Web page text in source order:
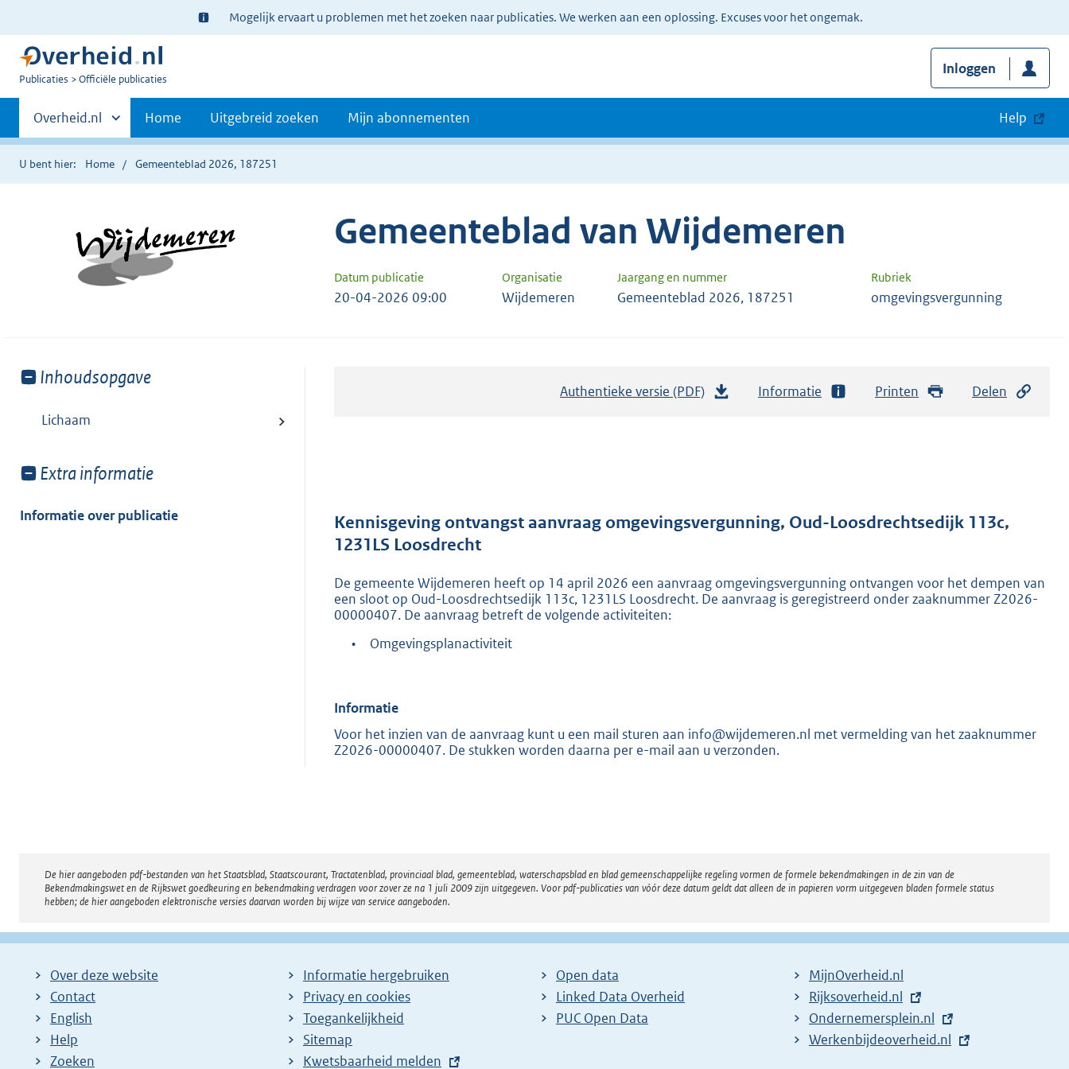
Ter
informatie:
Mogelijk ervaart u problemen met het zoeken naar publicaties. We werken aan een oplossing. Excuses voor het ongemak.
U
Publicaties Officiële publicaties
Inloggen
Primaire
navigatie
Andere
sites
binnen
Overheid.nl Home Uitgebreid zoeken Mijn abonnementen Help
U bent hier: Home Gemeenteblad 2026, 187251
Gemeenteblad van Wijdemeren
Datum publicatie Organisatie Jaargang en nummer Rubriek
20-04-2026 09:00 Wijdemeren Gemeenteblad 2026, 187251 omgevingsvergunning
Toon
van:
Inhoudsopgave
Lichaam
Toon
van:
Extra informatie
Informatie over publicatie
Authentieke versie (PDF)
d
r
o
2
1
Informatie Printen Delen
Kennisgeving ontvangst aanvraag omgevingsvergunning, Oud-Loosdrechtsedijk 113c,
1231LS Loosdrecht
De gemeente Wijdemeren heeft op 14 april 2026 een aanvraag omgevingsvergunning ontvangen voor het dempen van
een sloot op Oud-Loosdrechtsedijk 113c, 1231LS Loosdrecht. De aanvraag is geregistreerd onder zaaknummer Z2026-
00000407. De aanvraag betreft de volgende activiteiten:
•
Omgevingsplanactiviteit
Informatie
Voor het inzien van de aanvraag kunt u een mail sturen aan info@wijdemeren.nl met vermelding van het zaaknummer
Z2026-00000407. De stukken worden daarna per e-mail aan u verzonden.
Disclaimer
De hier aangeboden pdf-bestanden van het Staatsblad, Staatscourant, Tractatenblad, provinciaal blad, gemeenteblad, waterschapsblad en blad gemeenschappelijke regeling vormen de formele bekendmakingen in de zin van de
Bekendmakingswet en de Rijkswet goedkeuring en bekendmaking verdragen voor zover ze na 1 juli 2009 zijn uitgegeven. Voor pdf-publicaties van vóór deze datum geldt dat alleen de in papieren vorm uitgegeven bladen formele status
hebben; de hier aangeboden elektronische versies daarvan worden bij wijze van service aangeboden.
Over deze website
Contact
English
Help
Zoeken
Informatie hergebruiken
Privacy en cookies
Toegankelijkheid
Sitemap
E
Kwetsbaarheid melden
Open data
Linked Data Overheid
PUC Open Data
MijnOverheid.nl
E
x
t
Rijksoverheid.nl
E
x
Ondernemersplein.nl
E
Werkenbijdeoverheid.nl